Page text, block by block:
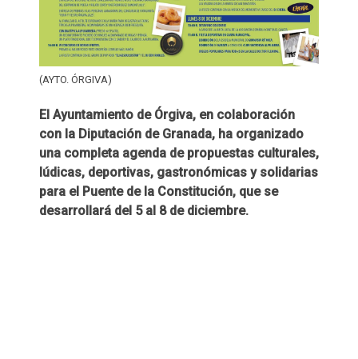
(AYTO. ÓRGIVA)
El Ayuntamiento de Órgiva, en colaboración
con la Diputación de Granada, ha organizado
una completa agenda de propuestas culturales,
lúdicas, deportivas, gastronómicas y solidarias
para el Puente de la Constitución, que se
desarrollará del 5 al 8 de diciembre.